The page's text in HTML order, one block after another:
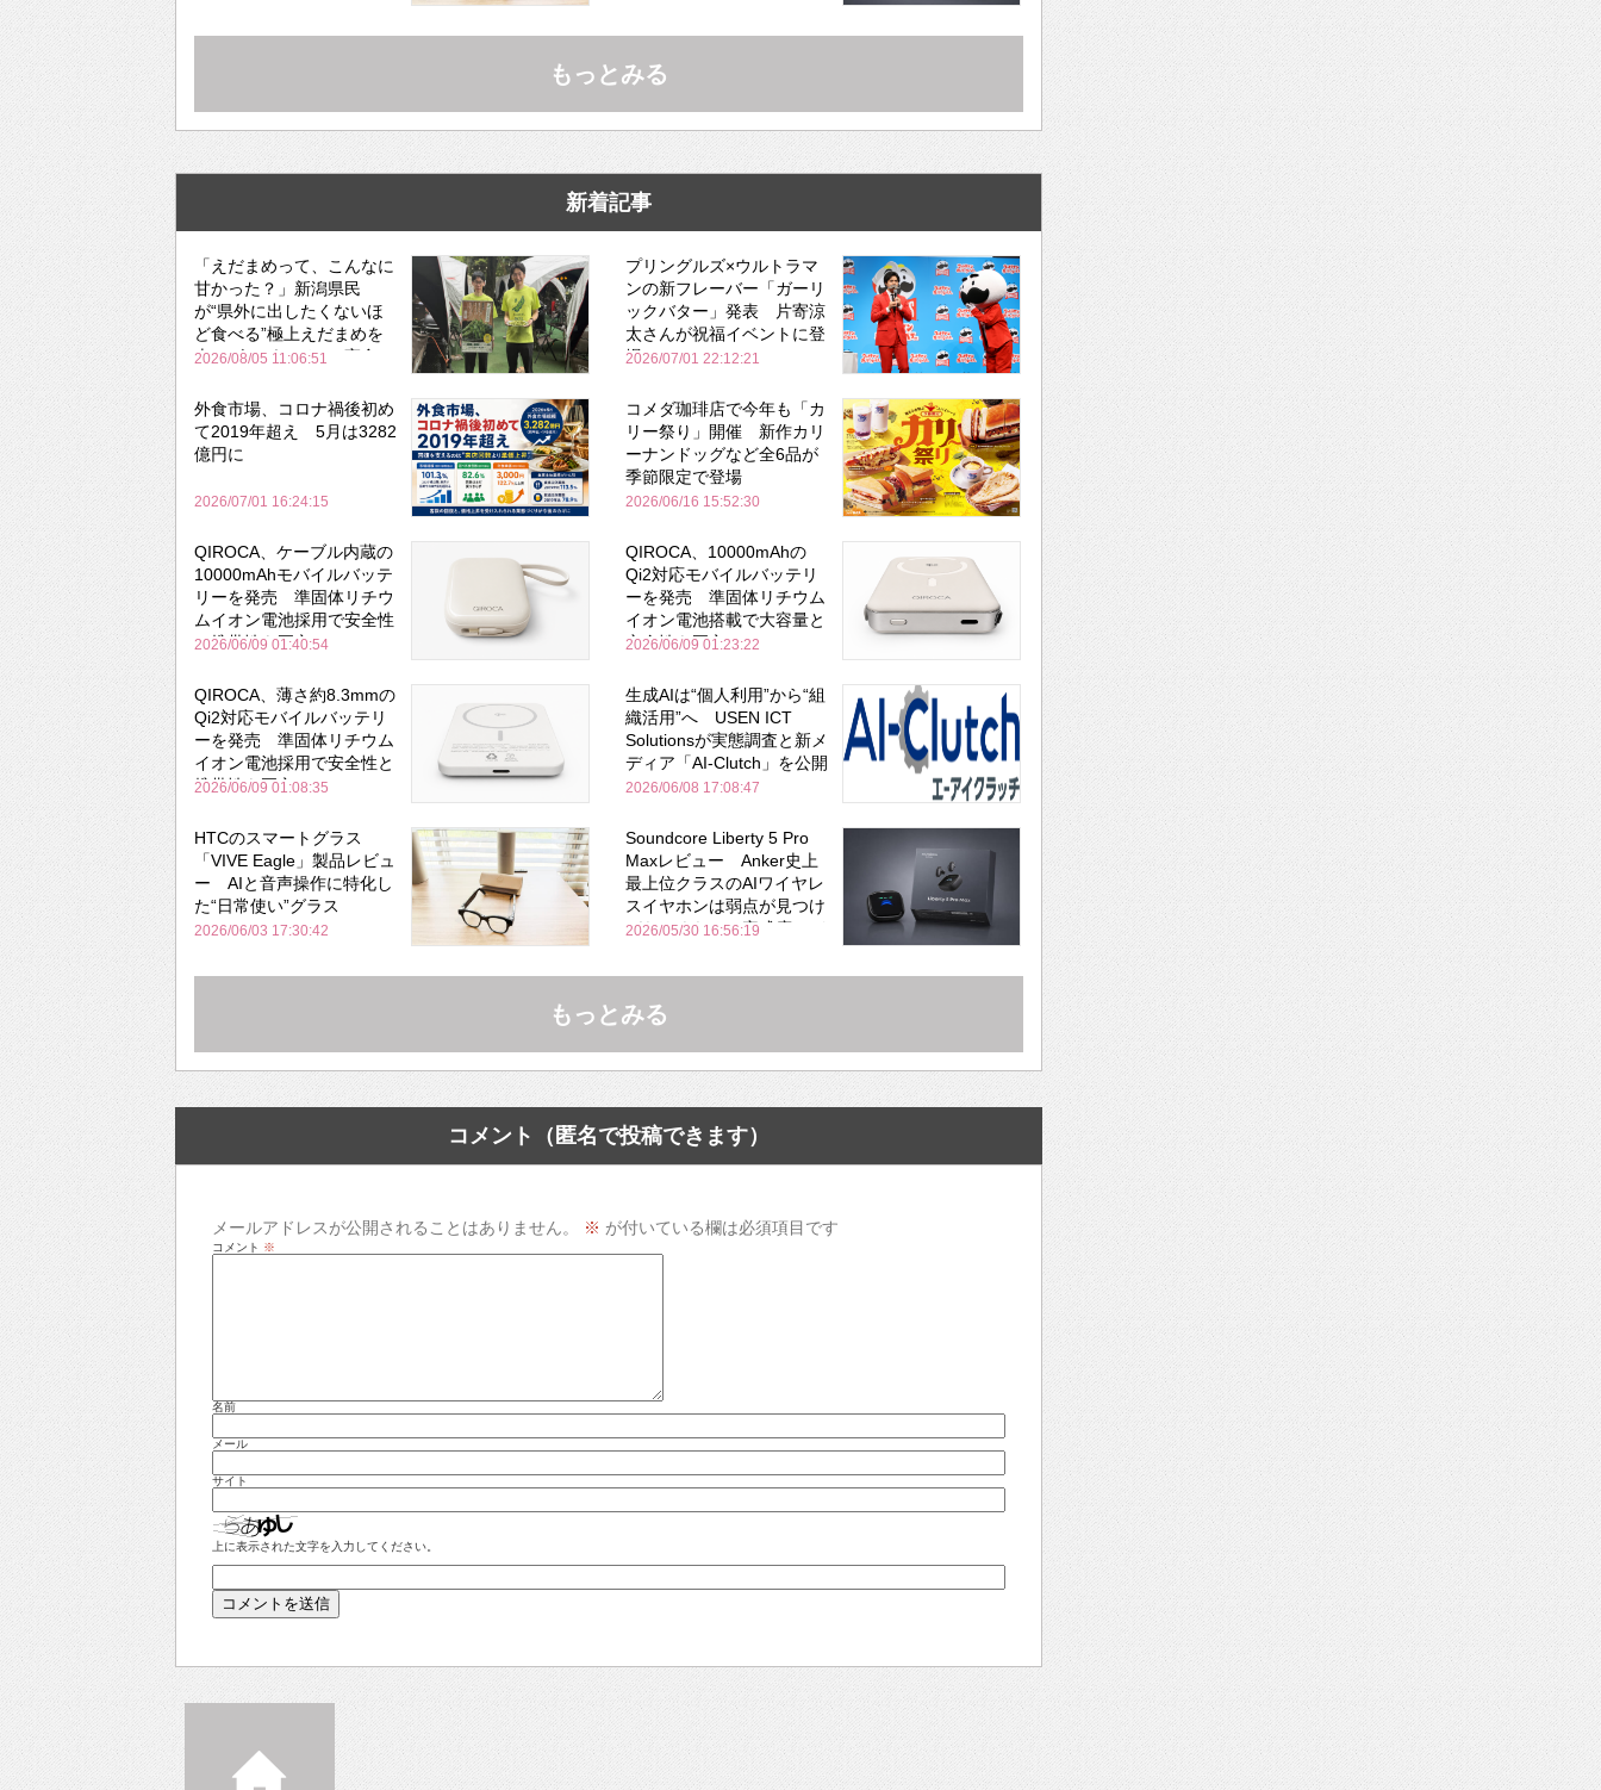
Bose並み
もっとみる
新着記事
「えだまめって、こんなに
甘かった？」新潟県民
が“県外に出したくないほ
ど食べる”極上えだまめを
森のビアガーデンで実食
2026/08/05 11:06:51
プリングルズ×ウルトラマ
ンの新フレーバー「ガーリ
ックバター」発表 片寄涼
太さんが祝福イベントに登
場
2026/07/01 22:12:21
外食市場、コロナ禍後初め
て2019年超え 5月は3282
億円に
2026/07/01 16:24:15
コメダ珈琲店で今年も「カ
リー祭り」開催 新作カリ
ーナンドッグなど全6品が
季節限定で登場
2026/06/16 15:52:30
QIROCA、ケーブル内蔵の
10000mAhモバイルバッテ
リーを発売 準固体リチウ
ムイオン電池採用で安全性
と携帯性を両立
2026/06/09 01:40:54
QIROCA、10000mAhの
Qi2対応モバイルバッテリ
ーを発売 準固体リチウム
イオン電池搭載で大容量と
安全性を両立
2026/06/09 01:23:22
QIROCA、薄さ約8.3mmの
Qi2対応モバイルバッテリ
ーを発売 準固体リチウム
イオン電池採用で安全性と
携帯性を両立
2026/06/09 01:08:35
生成AIは“個人利用”から“組
織活用”へ USEN ICT
Solutionsが実態調査と新メ
ディア「AI-Clutch」を公開
2026/06/08 17:08:47
HTCのスマートグラス
「VIVE Eagle」製品レビュ
ー AIと音声操作に特化し
た“日常使い”グラス
2026/06/03 17:30:42
Soundcore Liberty 5 Pro
Maxレビュー Anker史上
最上位クラスのAIワイヤレ
スイヤホンは弱点が見つけ
づらいくらいの完成度にび
Bose並み
2026/05/30 16:56:19
もっとみる
コメント（匿名で投稿できます）
メールアドレスが公開されることはありません。 ※ が付いている欄は必須項目です
コメント ※
名前
メール
サイト
上に表示された文字を入力してください。